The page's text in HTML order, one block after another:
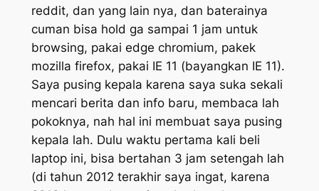
reddit, dan yang lain nya, dan baterainya
cuman bisa hold ga sampai 1 jam untuk
browsing, pakai edge chromium, pakek
mozilla firefox, pakai IE 11 (bayangkan IE 11).
Saya pusing kepala karena saya suka sekali
mencari berita dan info baru, membaca lah
pokoknya, nah hal ini membuat saya pusing
kepala lah. Dulu waktu pertama kali beli
laptop ini, bisa bertahan 3 jam setengah lah
(di tahun 2012 terakhir saya ingat, karena